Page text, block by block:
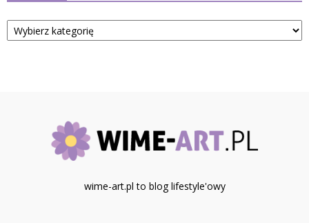
Kategorie
wime-art.pl to blog lifestyle'owy